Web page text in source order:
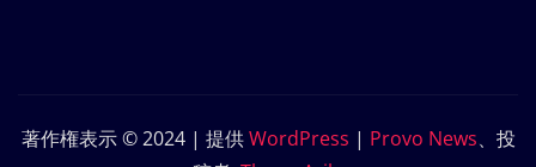
著作権表示 © 2024 | 提供WordPress | Provo News、投